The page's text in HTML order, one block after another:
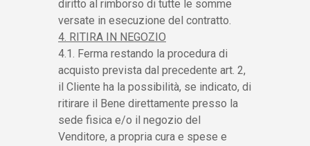
diritto al rimborso di tutte le somme
versate in esecuzione del contratto.
4. RITIRA IN NEGOZIO
4.1. Ferma restando la procedura di
acquisto prevista dal precedente art. 2,
il Cliente ha la possibilità, se indicato, di
ritirare il Bene direttamente presso la
sede fisica e/o il negozio del
Venditore, a propria cura e spese e